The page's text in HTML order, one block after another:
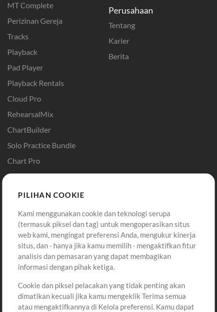
MT Complete
Perizinan Gereja
Tracks
Playback
Pad Player
Playback Rentals
Cloud Pro
RehearsalMix
ChartBuilder
Solo Practice Bundle
Chart Pro
Template ProPresenter
Sound
Perusahaan
Tentang
Karier
Berita
Pembelian
Beli Kredit
Konten Gratis
Permintaan Lagu
Lain-lain
Sesi
Akun
Masuk
Daftar
Lihat Keranjang
PILIHAN COOKIE
Kami menggunakan cookie dan teknologi serupa
(termasuk piksel dan tag) untuk mengoperasikan situs
web kami, mengingat preferensi Anda, mengukur kinerja
situs, dan - hanya jika kamu memilih - mengaktifkan fitur
analisis dan pemasaran yang dapat membagikan
informasi dengan pihak ketiga.
Cookie dan piksel pelacakan yang tidak penting akan
dimatikan kecuali jika kamu mengeklik Terima semua
atau mengaktifkannya di Kelola preferensi. Kamu dapat